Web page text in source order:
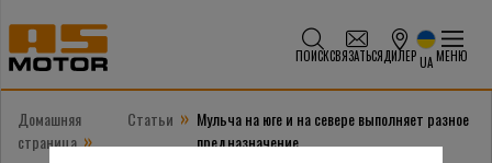
ПОИСКСВЯЗАТЬСЯДИЛЕР UA МЕНЮ
Домашняя
страница »
Статьи » Мульча на юге и на севере выполняет разное
предназначение